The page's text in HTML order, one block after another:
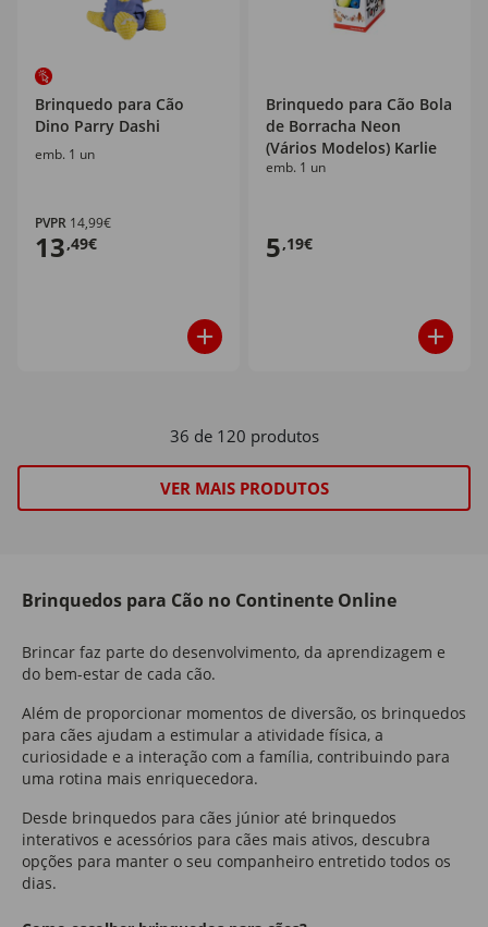
Brinquedo para Cão
Dino Parry Dashi
emb. 1 un
PVPR 14,99€
13,49€
Brinquedo para Cão Bola
de Borracha Neon
(Vários Modelos) Karlie
emb. 1 un
5,19€
36 de 120 produtos
VER MAIS PRODUTOS
Brinquedos para Cão no Continente Online
Brincar faz parte do desenvolvimento, da aprendizagem e
do bem-estar de cada cão.
Além de proporcionar momentos de diversão, os brinquedos
para cães ajudam a estimular a atividade física, a
curiosidade e a interação com a família, contribuindo para
uma rotina mais enriquecedora.
Desde brinquedos para cães júnior até brinquedos
interativos e acessórios para cães mais ativos, descubra
opções para manter o seu companheiro entretido todos os
dias.